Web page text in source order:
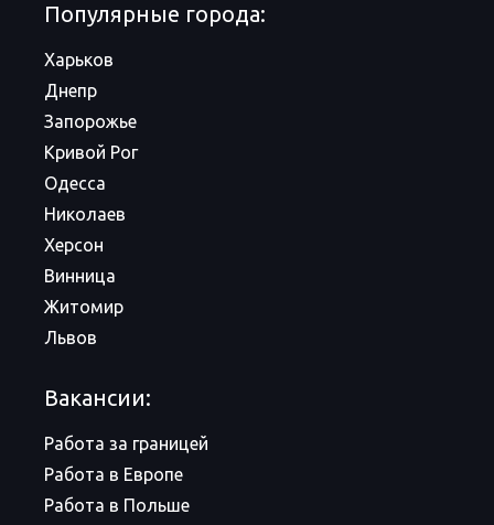
Популярные города:
Харьков
Днепр
Запорожье
Кривой Рог
Одесса
Николаев
Херсон
Винница
Житомир
Львов
Вакансии:
Работа за границей
Работа в Европе
Работа в Польше